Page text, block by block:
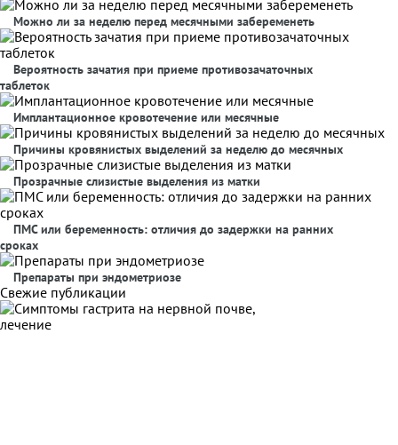
Можно ли за неделю перед месячными забеременеть
Вероятность зачатия при приеме противозачаточных
таблеток
Имплантационное кровотечение или месячные
Причины кровянистых выделений за неделю до месячных
Прозрачные слизистые выделения из матки
ПМС или беременность: отличия до задержки на ранних
сроках
Препараты при эндометриозе
Свежие публикации